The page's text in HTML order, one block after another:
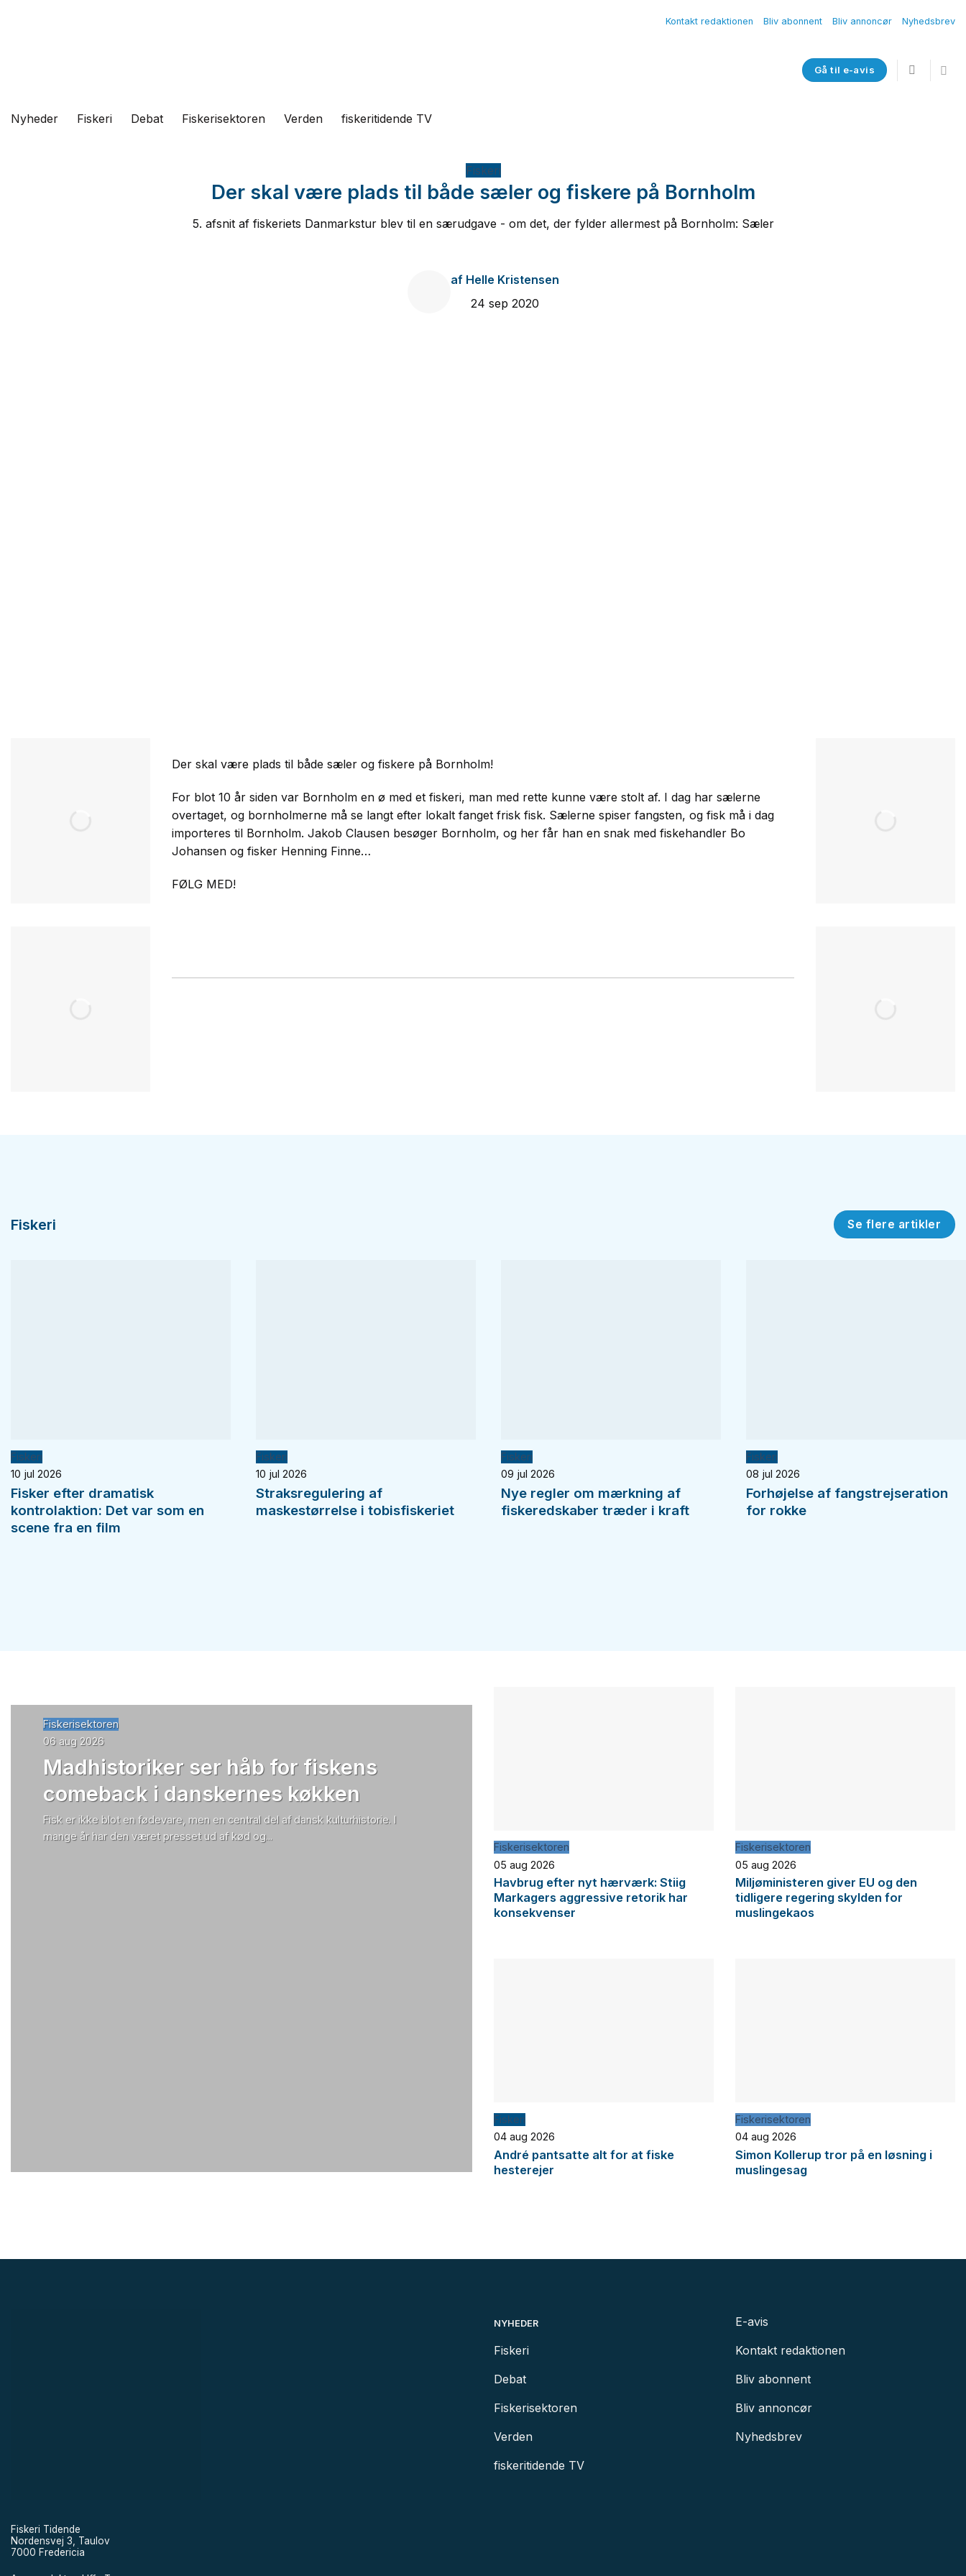
Kontakt redaktionen Bliv abonnent Bliv annoncør Nyhedsbrev
Gå til e-avis
Nyheder Fiskeri Debat Fiskerisektoren Verden fiskeritidende TV
Fiskeri
Der skal være plads til både sæler og fiskere på Bornholm
5. afsnit af fiskeriets Danmarkstur blev til en særudgave - om det, der fylder allermest på Bornholm: Sæler
afHelle Kristensen
24 sep 2020
Der skal være plads til både sæler og fiskere på Bornholm!
For blot 10 år siden var Bornholm en ø med et fiskeri, man med rette kunne være stolt af. I dag har sælerne
overtaget, og bornholmerne må se langt efter lokalt fanget frisk fisk. Sælerne spiser fangsten, og fisk må i dag
importeres til Bornholm. Jakob Clausen besøger Bornholm, og her får han en snak med fiskehandler Bo
Johansen og fisker Henning Finne…
FØLG MED!
Fiskeri Se flere artikler
Fiskeri
10 jul 2026
Fisker efter dramatisk
kontrolaktion: Det var som en
scene fra en film
Fiskeri
10 jul 2026
Straksregulering af
maskestørrelse i tobisfiskeriet
Fiskeri
09 jul 2026
Nye regler om mærkning af
fiskeredskaber træder i kraft
Fiskeri
08 jul 2026
Forhøjelse af fangstrejseration
for rokke
Fiskerisektoren
06 aug 2026
Madhistoriker ser håb for fiskens
comeback i danskernes køkken
Fisk er ikke blot en fødevare, men en central del af dansk kulturhistorie. I
mange år har den været presset ud af kød og...
Fiskerisektoren
05 aug 2026
Havbrug efter nyt hærværk: Stiig
Markagers aggressive retorik har
konsekvenser
Fiskerisektoren
05 aug 2026
Miljøministeren giver EU og den
tidligere regering skylden for
muslingekaos
Fiskeri
04 aug 2026
André pantsatte alt for at fiske
hesterejer
Fiskerisektoren
04 aug 2026
Simon Kollerup tror på en løsning i
muslingesag
Fiskeri Tidende
Nordensvej 3, Taulov
7000 Fredericia
NYHEDER
Fiskeri
Debat
Fiskerisektoren
Verden
fiskeritidende TV
E-avis
Kontakt redaktionen
Bliv abonnent
Bliv annoncør
Nyhedsbrev